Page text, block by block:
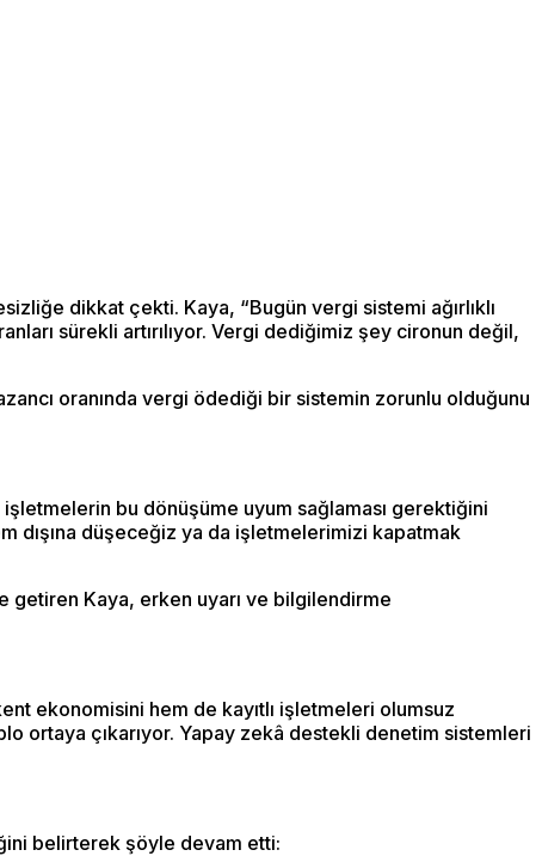
dikkat çekti. Kaya, “Bugün vergi sistemi ağırlıklı
sürekli artırılıyor. Vergi dediğimiz şey cironun değil,
oranında vergi ödediği bir sistemin zorunlu olduğunu
bu dönüşüme uyum sağlaması gerektiğini
dışına düşeceğiz ya da işletmelerimizi kapatmak
Kaya, erken uyarı ve bilgilendirme
ekonomisini hem de kayıtlı işletmeleri olumsuz
ortaya çıkarıyor. Yapay zekâ destekli denetim sistemleri
belirterek şöyle devam etti: